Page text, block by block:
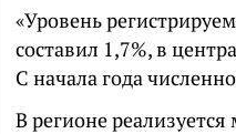
«Уровень
составил 1,7%, в
С начала года
В регионе